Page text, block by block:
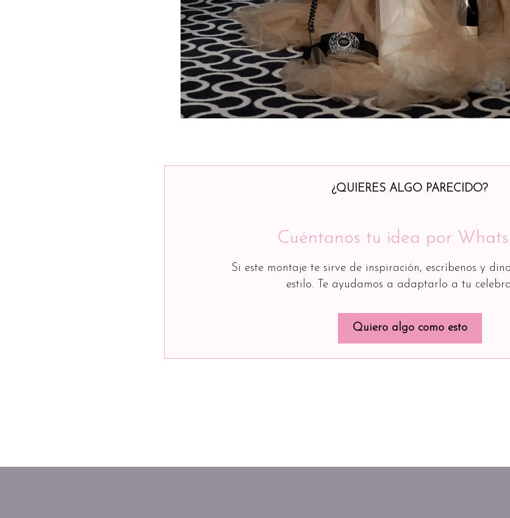
¿QUIERES ALGO PARECIDO?
Cuéntanos tu idea por
Si este montaje te sirve de inspiración, escríbenos y
estilo. Te ayudamos a adaptarlo a tu
Quiero algo como esto